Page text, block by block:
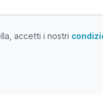
accetti i nostri
accetti i nostri